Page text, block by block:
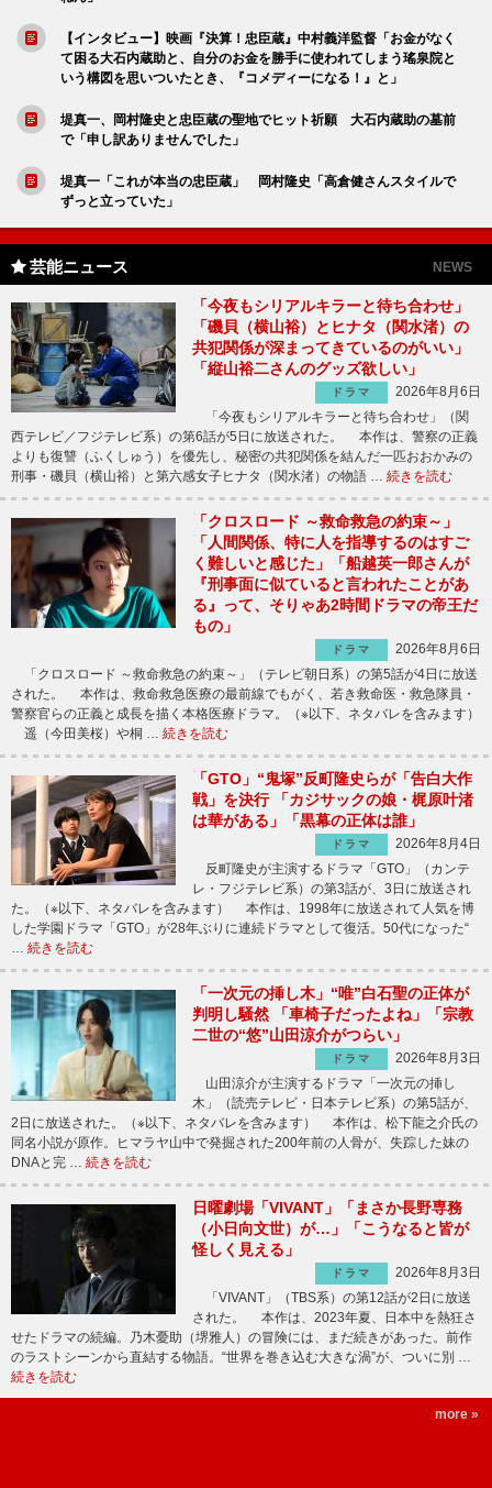
【インタビュー】映画『決算！忠臣蔵』中村義洋監督「お金がなく
て困る大石内蔵助と、自分のお金を勝手に使われてしまう瑤泉院と
いう構図を思いついたとき、『コメディーになる！』と」
堤真一、岡村隆史と忠臣蔵の聖地でヒット祈願 大石内蔵助の墓前
で「申し訳ありませんでした」
堤真一「これが本当の忠臣蔵」 岡村隆史「高倉健さんスタイルで
ずっと立っていた」
芸能ニュース NEWS
「今夜もシリアルキラーと待ち合わせ」
「磯貝（横山裕）とヒナタ（関水渚）の
共犯関係が深まってきているのがいい」
「縦山裕二さんのグッズ欲しい」
ドラマ
2026年8月6日
「今夜もシリアルキラーと待ち合わせ」（関
西テレビ／フジテレビ系）の第6話が5日に放送された。 本作は、警察の正義
よりも復讐（ふくしゅう）を優先し、秘密の共犯関係を結んだ一匹おおかみの
刑事・磯貝（横山裕）と第六感女子ヒナタ（関水渚）の物語 … 続きを読む
「クロスロード ～救命救急の約束～」
「人間関係、特に人を指導するのはすご
く難しいと感じた」「船越英一郎さんが
『刑事面に似ていると言われたことがあ
る』って、そりゃあ2時間ドラマの帝王だ
もの」
ドラマ
2026年8月6日
「クロスロード ～救命救急の約束～」（テレビ朝日系）の第5話が4日に放送
された。 本作は、救命救急医療の最前線でもがく、若き救命医・救急隊員・
警察官らの正義と成長を描く本格医療ドラマ。（※以下、ネタバレを含みます）
遥（今田美桜）や桐 … 続きを読む
「GTO」“鬼塚”反町隆史らが「告白大作
戦」を決行 「カジサックの娘・梶原叶渚
は華がある」「黒幕の正体は誰」
ドラマ
2026年8月4日
反町隆史が主演するドラマ「GTO」（カンテ
レ・フジテレビ系）の第3話が、3日に放送され
た。（※以下、ネタバレを含みます） 本作は、1998年に放送されて人気を博
した学園ドラマ「GTO」が28年ぶりに連続ドラマとして復活。50代になった“
… 続きを読む
「一次元の挿し木」“唯”白石聖の正体が
判明し騒然 「車椅子だったよね」「宗教
二世の“悠”山田涼介がつらい」
ドラマ
2026年8月3日
山田涼介が主演するドラマ「一次元の挿し
木」（読売テレビ・日本テレビ系）の第5話が、
2日に放送された。（※以下、ネタバレを含みます） 本作は、松下龍之介氏の
同名小説が原作。ヒマラヤ山中で発掘された200年前の人骨が、失踪した妹の
DNAと完 … 続きを読む
日曜劇場「VIVANT」「まさか長野専務
（小日向文世）が…」「こうなると皆が
怪しく見える」
ドラマ
2026年8月3日
「VIVANT」（TBS系）の第12話が2日に放送
された。 本作は、2023年夏、日本中を熱狂さ
せたドラマの続編。乃木憂助（堺雅人）の冒険には、まだ続きがあった。前作
のラストシーンから直結する物語。“世界を巻き込む大きな渦”が、ついに別 …
続きを読む
more »